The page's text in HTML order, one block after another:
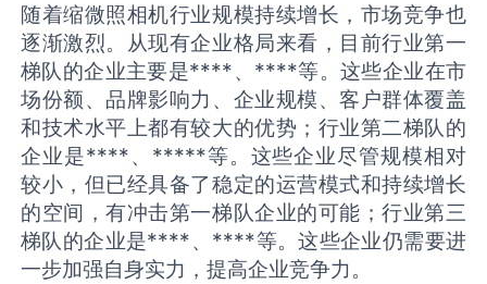
随着缩微照相机行业规模持续增长，市场竞争也
逐渐激烈。从现有企业格局来看，目前行业第一
梯队的企业主要是****、****等。这些企业在市
场份额、品牌影响力、企业规模、客户群体覆盖
和技术水平上都有较大的优势；行业第二梯队的
企业是****、*****等。这些企业尽管规模相对
较小，但已经具备了稳定的运营模式和持续增长
的空间，有冲击第一梯队企业的可能；行业第三
梯队的企业是****、****等。这些企业仍需要进
一步加强自身实力，提高企业竞争力。